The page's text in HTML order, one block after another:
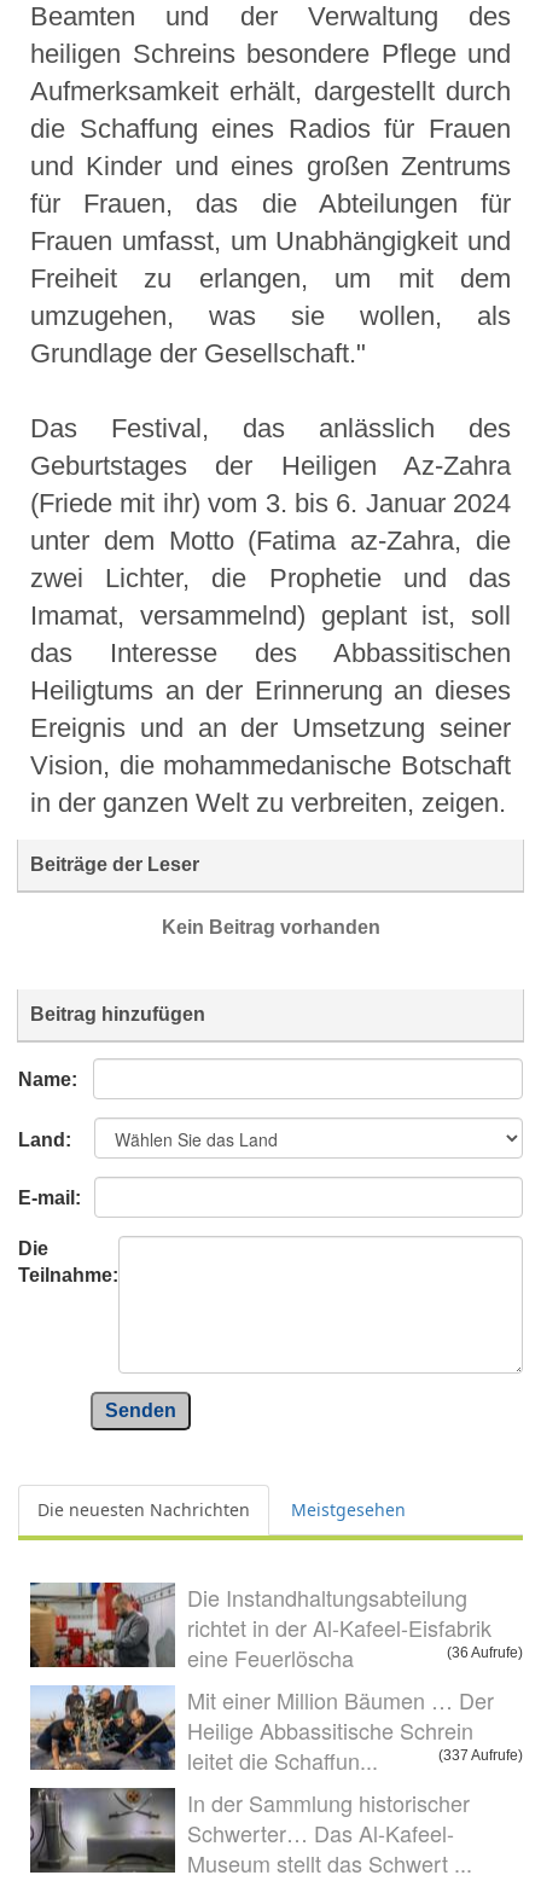
Beamten und der Verwaltung des
heiligen Schreins besondere Pflege und
Aufmerksamkeit erhält, dargestellt durch
die Schaffung eines Radios für Frauen
und Kinder und eines großen Zentrums
für Frauen, das die Abteilungen für
Frauen umfasst, um Unabhängigkeit und
Freiheit zu erlangen, um mit dem
umzugehen, was sie wollen, als
Grundlage der Gesellschaft."
Das Festival, das anlässlich des
Geburtstages der Heiligen Az-Zahra
(Friede mit ihr) vom 3. bis 6. Januar 2024
unter dem Motto (Fatima az-Zahra, die
zwei Lichter, die Prophetie und das
Imamat, versammelnd) geplant ist, soll
das Interesse des Abbassitischen
Heiligtums an der Erinnerung an dieses
Ereignis und an der Umsetzung seiner
Vision, die mohammedanische Botschaft
in der ganzen Welt zu verbreiten, zeigen.
Beiträge der Leser
Kein Beitrag vorhanden
Beitrag hinzufügen
Name:
Land:
E-mail:
Die
Teilnahme:
Senden
Die neuesten Nachrichten Meistgesehen
Die Instandhaltungsabteilung
richtet in der Al-Kafeel-Eisfabrik
eine Feuerlöscha
(36 Aufrufe)
Mit einer Million Bäumen … Der
Heilige Abbassitische Schrein
leitet die Schaffun...
(337 Aufrufe)
In der Sammlung historischer
Schwerter… Das Al-Kafeel-
Museum stellt das Schwert ...